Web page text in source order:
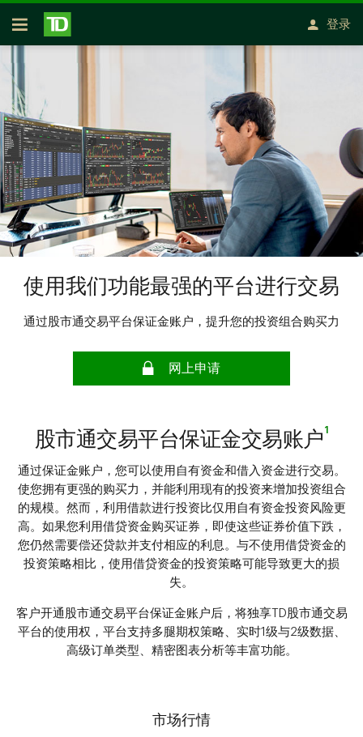
跳转到主要内容
开放式房屋贷款
登录
使用我们功能最强的平台进行交易
通过股市通交易平台保证金账户，提升您的投资组合购买力
网上申请
股市通交易平台保证金交易账户 1
通过保证金账户，您可以使用自有资金和借入资金进行交易。
使您拥有更强的购买力，并能利用现有的投资来增加投资组合
的规模。然而，利用借款进行投资比仅用自有资金投资风险更
高。如果您利用借贷资金购买证券，即使这些证券价值下跌，
您仍然需要偿还贷款并支付相应的利息。与不使用借贷资金的
投资策略相比，使用借贷资金的投资策略可能导致更大的损
失。
客户开通股市通交易平台保证金账户后，将独享TD股市通交易
平台的使用权，平台支持多腿期权策略、实时1级与2级数据、
高级订单类型、精密图表分析等丰富功能。
市场行情